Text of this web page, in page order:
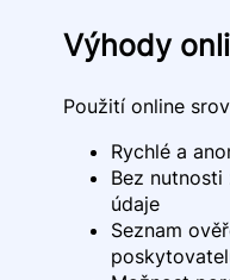
Výhody
Použití online
Rychlé a
Bez
údaje
Seznam